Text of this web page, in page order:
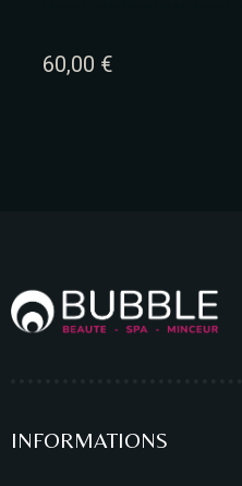
60,00 €
INFORMATIONS